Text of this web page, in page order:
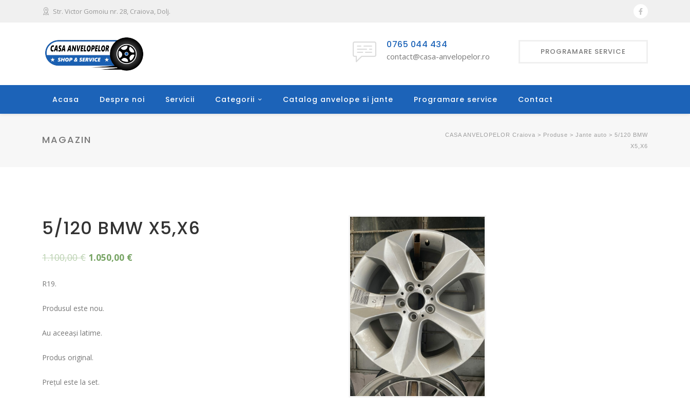
Str. Victor Gomoiu nr. 28, Craiova, Dolj.
PROGRAMARE SERVICE
0765 044 434
contact@casa-anvelopelor.ro
Acasa Despre noi Servicii Categorii Catalog anvelope si jante Programare service Contact
MAGAZIN CASA ANVELOPELOR Craiova > Produse > Jante auto > 5/120 BMW
X5,X6
5/120 BMW X5,X6
1.100,00€ 1.050,00 €
R19.
Produsul este nou.
Au aceeași latime.
Produs original.
Prețul este la set.